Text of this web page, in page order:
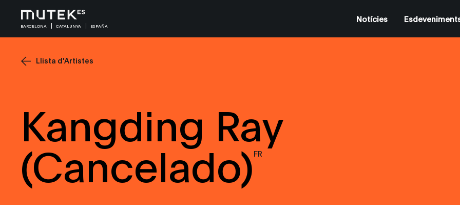
BARCELONA CATALUNYA ESPAÑA
Notícies
Llista d'Artistes
Kangding Ray
(Cancelado) FR